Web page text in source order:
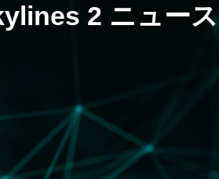
2 ニュース